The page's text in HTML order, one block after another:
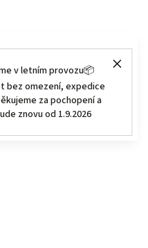
v letním provozu📦
bez omezení, expedice
za pochopení a
znovu od 1.9.2026